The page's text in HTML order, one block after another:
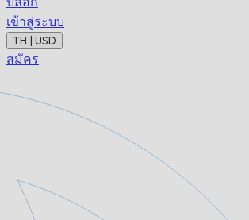
เข้าสู่ระบบ
TH | USD
สมัคร